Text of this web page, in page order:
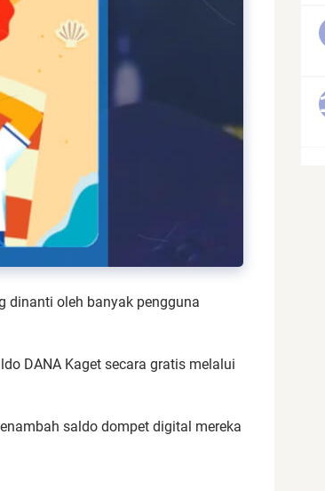
dinanti oleh banyak pengguna
DANA Kaget secara gratis melalui
saldo dompet digital mereka